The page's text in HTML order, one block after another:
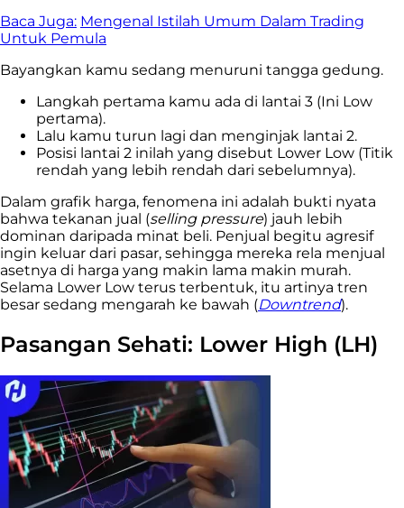
Baca Juga: Mengenal Istilah Umum Dalam Trading
Untuk Pemula
Bayangkan kamu sedang menuruni tangga gedung.
Langkah pertama kamu ada di lantai 3 (Ini Low
pertama).
Lalu kamu turun lagi dan menginjak lantai 2.
Posisi lantai 2 inilah yang disebut Lower Low (Titik
rendah yang lebih rendah dari sebelumnya).
Dalam grafik harga, fenomena ini adalah bukti nyata
bahwa tekanan jual (selling pressure) jauh lebih
dominan daripada minat beli. Penjual begitu agresif
ingin keluar dari pasar, sehingga mereka rela menjual
asetnya di harga yang makin lama makin murah.
Selama Lower Low terus terbentuk, itu artinya tren
besar sedang mengarah ke bawah (Downtrend).
Pasangan Sehati: Lower High (LH)